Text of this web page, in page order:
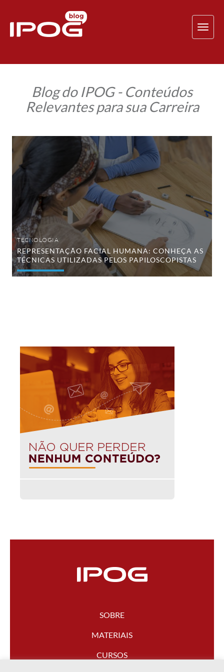
Blog do IPOG - Conteúdos
Relevantes para sua Carreira
Representação
Facial
Humana:
conheça
as
técnicas
papiloscopistas
TECNOLOGIA
REPRESENTAÇÃO FACIAL HUMANA: CONHEÇA AS
TÉCNICAS UTILIZADAS PELOS PAPILOSCOPISTAS
SOBRE
MATERIAIS
CURSOS